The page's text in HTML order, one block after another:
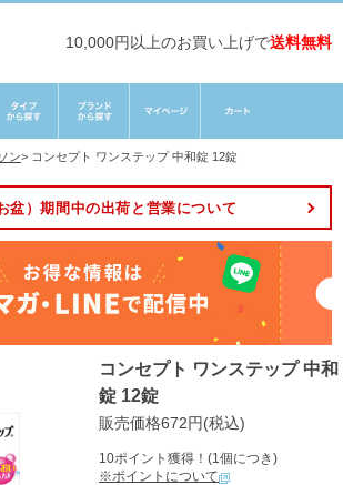
10,000円以上のお買い上げで送料無料
ン> コンセプト ワンステップ 中和錠 12錠
盆）期間中の出荷と営業について
コンセプト ワンステップ 中和
錠 12錠
販売価格672円(税込)
10ポイント獲得！(1個につき)
※ポイントについて